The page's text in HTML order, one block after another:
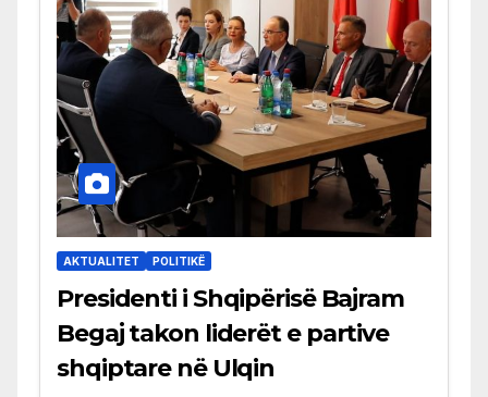
AKTUALITET POLITIKË
Presidenti i Shqipërisë Bajram
Begaj takon liderët e partive
shqiptare në Ulqin